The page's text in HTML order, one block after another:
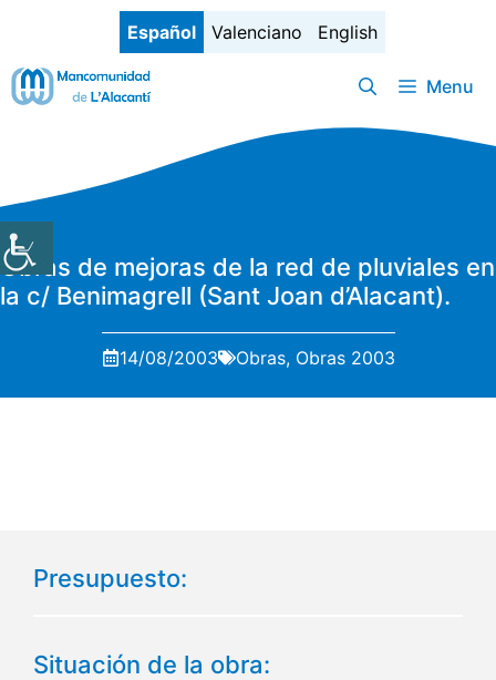
contenido
Español Valenciano English
Menu
Obras de mejoras de la red de pluviales en
la c/ Benimagrell (Sant Joan d’Alacant).
14/08/2003 Obras, Obras 2003
Presupuesto:
Situación de la obra: